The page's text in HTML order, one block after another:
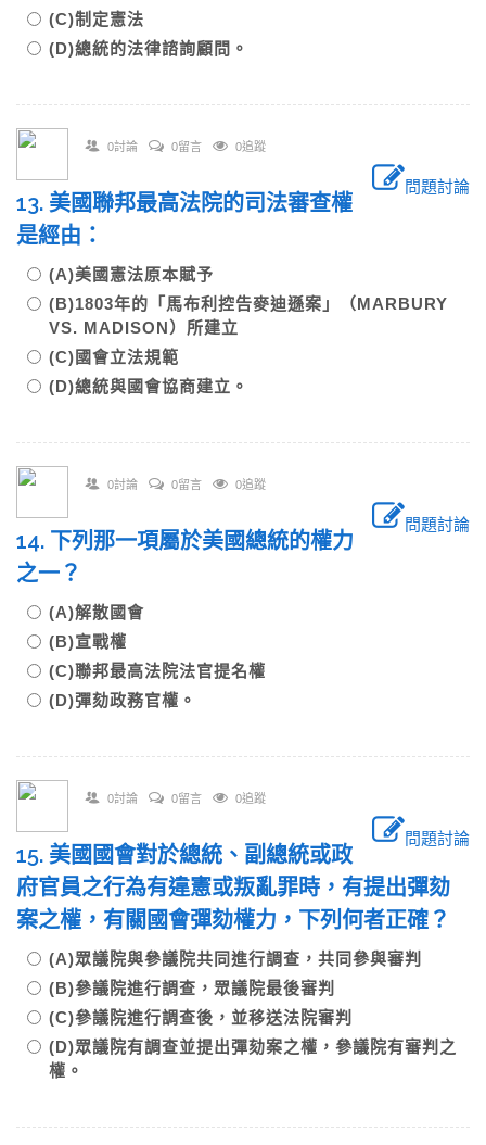
(C)制定憲法
(D)總統的法律諮詢顧問。
0討論 0留言 0追蹤
問題討論
13. 美國聯邦最高法院的司法審查權
是經由：
(A)美國憲法原本賦予
(B)1803年的「馬布利控告麥迪遜案」（MARBURY
VS. MADISON）所建立
(C)國會立法規範
(D)總統與國會協商建立。
0討論 0留言 0追蹤
問題討論
14. 下列那一項屬於美國總統的權力
之一？
(A)解散國會
(B)宣戰權
(C)聯邦最高法院法官提名權
(D)彈劾政務官權。
0討論 0留言 0追蹤
問題討論
15. 美國國會對於總統、副總統或政
府官員之行為有違憲或叛亂罪時，有提出彈劾
案之權，有關國會彈劾權力，下列何者正確？
(A)眾議院與參議院共同進行調查，共同參與審判
(B)參議院進行調查，眾議院最後審判
(C)參議院進行調查後，並移送法院審判
(D)眾議院有調查並提出彈劾案之權，參議院有審判之
權。